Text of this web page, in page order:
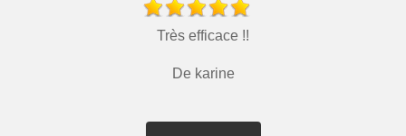
Très efficace !!
De karine